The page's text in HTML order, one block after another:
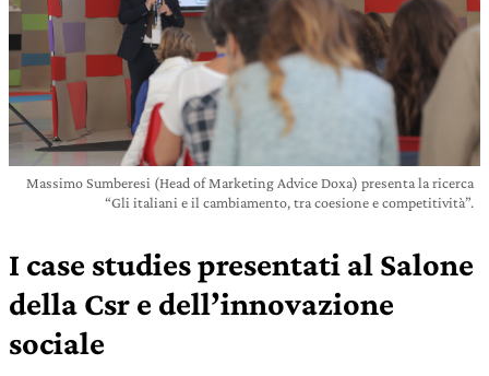
Massimo Sumberesi (Head of Marketing Advice Doxa) presenta la ricerca
“Gli italiani e il cambiamento, tra coesione e competitività”.
I case studies presentati al Salone
della Csr e dell’innovazione
sociale